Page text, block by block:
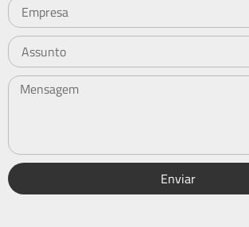
Enviar